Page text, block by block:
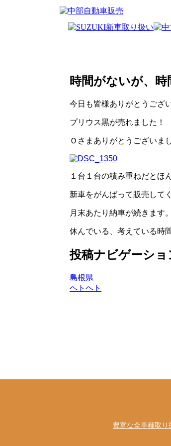
時間がないが、時
今日も皆様ありがとうござ
プリウス黒が売れました！
Ｏさまありがとうございま
１台１台の積み重ねだとほ
新車をがんばって販売して
月末あたり納車が続きます。
休んでいる、考えている時
投稿ナビゲーショ
島根県
ヘトヘト
豊富な全車種取り